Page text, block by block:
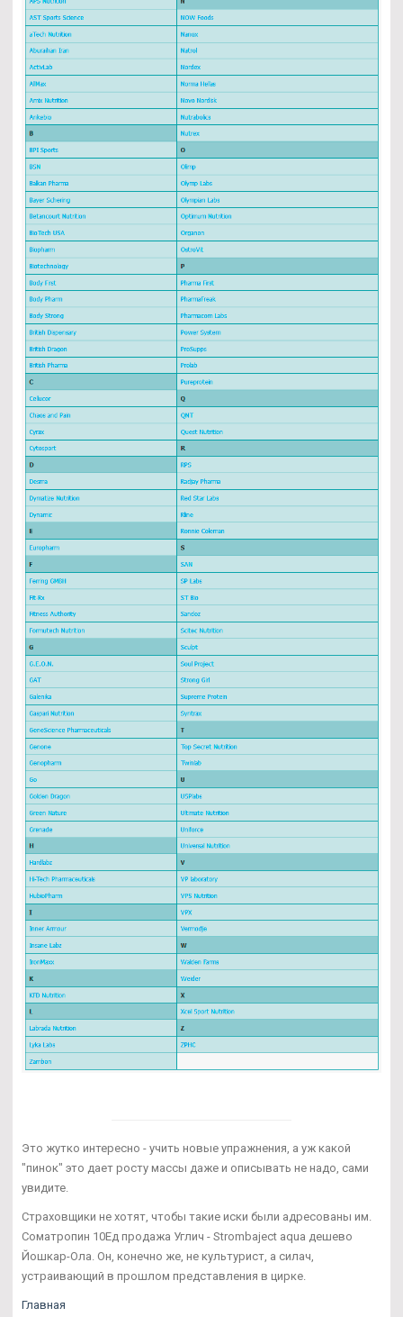
Это жутко интересно - учить новые упражнения, а уж какой
"пинок" это дает росту массы даже и описывать не надо, сами
увидите.
Страховщики не хотят, чтобы такие иски были адресованы им.
Cоматропин 10Ед продажа Углич - Strombaject aqua дешево
Йошкар-Ола. Он, конечно же, не культурист, а силач,
устраивающий в прошлом представления в цирке.
Главная